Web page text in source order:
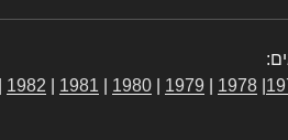
1978
1979
1980
1981
1982